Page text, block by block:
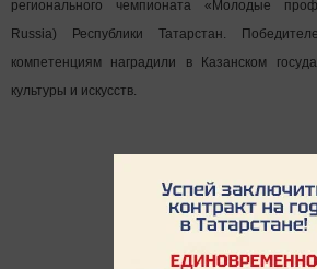
регионального чемпионата «Молодые
Russia) Республики Татарстан.
компетенциям наградили в Казанском
культуры и искусств.